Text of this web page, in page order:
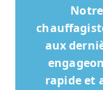
aux
rapide et